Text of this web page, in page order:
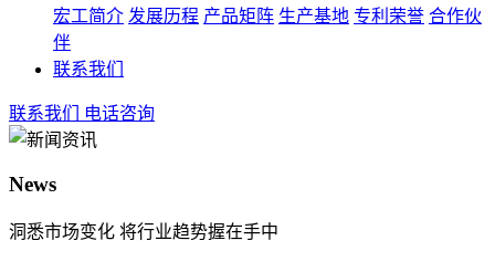
宏工简介 发展历程 产品矩阵 生产基地 专利荣誉 合作伙
伴
联系我们
联系我们 电话咨询
News
洞悉市场变化 将行业趋势握在手中